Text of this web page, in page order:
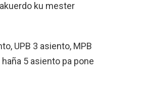
ku mester
UPB 3 asiento, MPB
5 asiento pa pone